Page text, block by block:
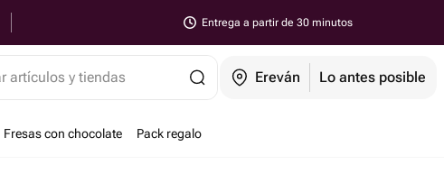
Entrega a partir de 30 minutos
artículos y tiendas Ereván Lo antes posible
Fresas con chocolate Pack regalo